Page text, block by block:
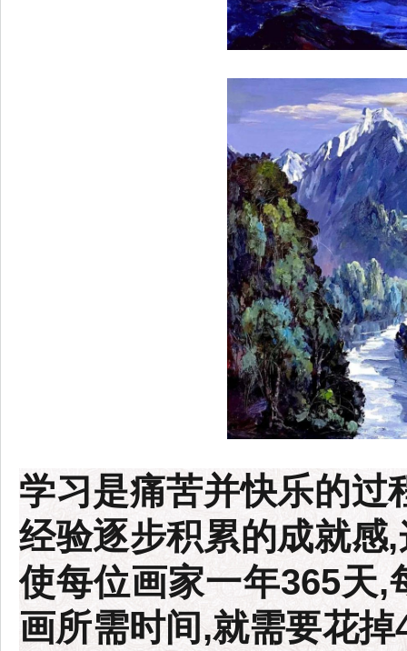
学习是痛苦并快乐的过
经验逐步积累的成就感
使每位画家一年365天,
画所需时间,就需要花